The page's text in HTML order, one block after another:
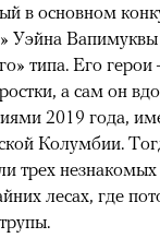
в основном
Уэйна
типа. Его
а сам он
2019 года,
Колумбии.
трех
лесах, где